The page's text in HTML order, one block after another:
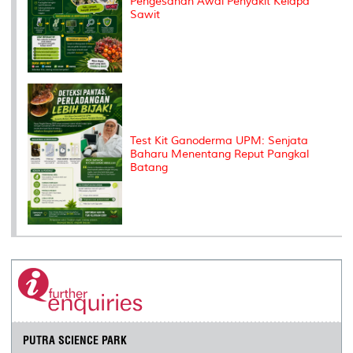
Sawit
Test Kit Ganoderma UPM: Senjata
Baharu Menentang Reput Pangkal
Batang
PUTRA SCIENCE PARK